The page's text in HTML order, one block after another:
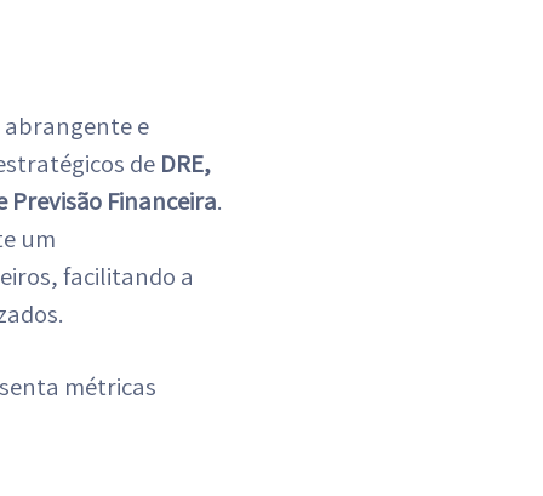
e
de DRE,
Previsão Financeira.
um
facilitando a
métricas